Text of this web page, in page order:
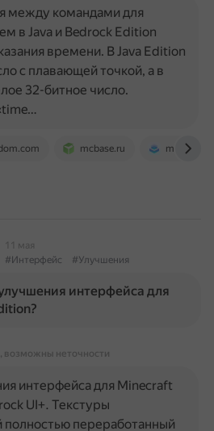
mcbase.ru
между командами для
в Java и Bedrock Edition
времени. В Java Edition
с плавающей точкой, а в
32-битное число.
11 мая
#Интерфейс #Улучшения
интерфейса для
возможны неточности
интерфейса для Minecraft
UI+. Текстуры
полностью переработанный